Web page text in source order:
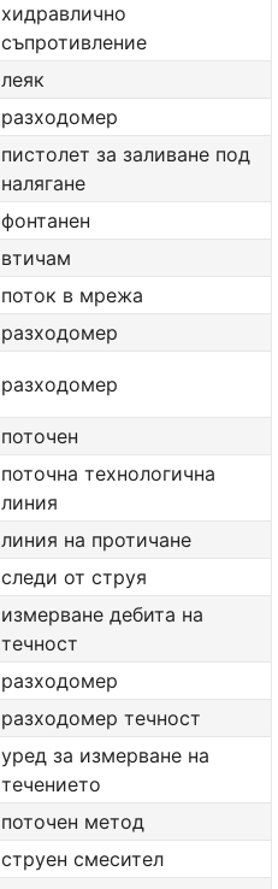
хидравлично
съпротивление
леяк
разходомер
пистолет за заливане под
налягане
фонтанен
втичам
поток в мрежа
разходомер
разходомер
поточен
поточна технологична
линия
линия на протичане
следи от струя
измерване дебита на
течност
разходомер
разходомер течност
уред за измерване на
течението
поточен метод
струен смесител